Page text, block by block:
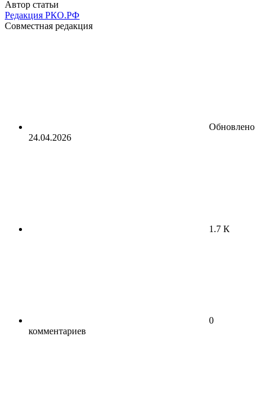
Автор статьи
Редакция РКО.РФ
Совместная редакция
Обновлено
24.04.2026
1.7 К
0
комментариев